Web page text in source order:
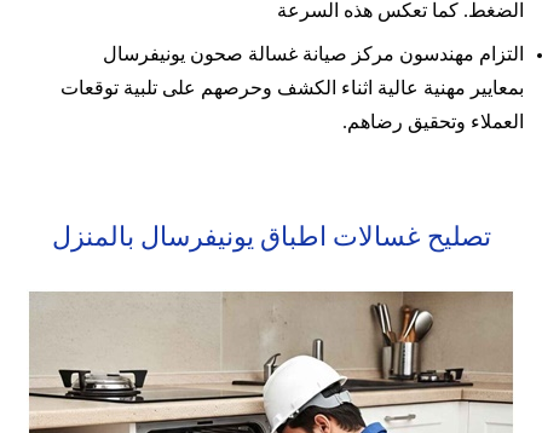
الضغط. كما تعكس هذه السرعة
التزام مهندسون مركز صيانة غسالة صحون يونيفرسال
بمعايير مهنية عالية اثناء الكشف وحرصهم على تلبية توقعات
العملاء وتحقيق رضاهم.
تصليح غسالات اطباق يونيفرسال بالمنزل